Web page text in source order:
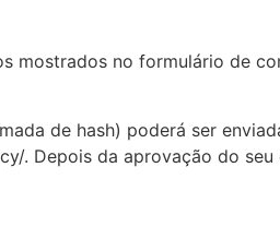
mostrados no formulário de
de hash) poderá ser
. Depois da aprovação do